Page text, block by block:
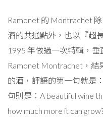
Ramonet 的 Montrachet
酒的共通點外，也以『超
1995 年做過一次特輯，
Ramonet Montrachet，結
的酒，評語的第一句就是
句則是：A beautiful wine
how much more it can